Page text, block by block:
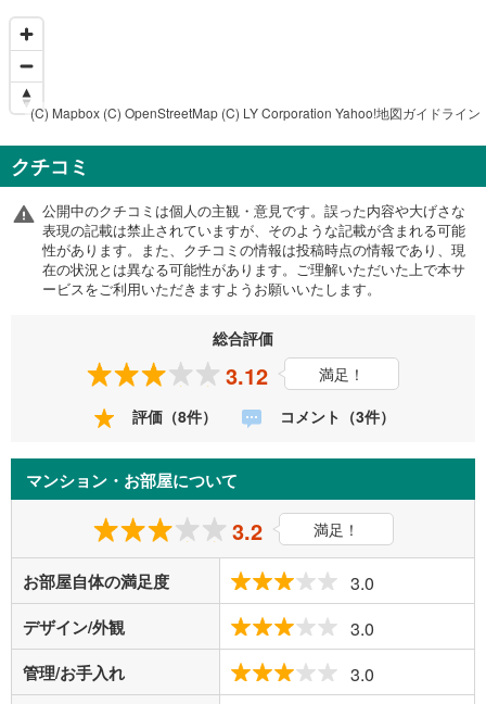
(C) Mapbox (C) OpenStreetMap (C) LY Corporation Yahoo!地図ガイドライン
クチコミ
公開中のクチコミは個人の主観・意見です。誤った内容や大げさな
表現の記載は禁止されていますが、そのような記載が含まれる可能
性があります。また、クチコミの情報は投稿時点の情報であり、現
在の状況とは異なる可能性があります。ご理解いただいた上で本サ
ービスをご利用いただきますようお願いいたします。
総合評価
3.12
満足！
評価（8件）
コメント（3件）
マンション・お部屋について
3.2 満足！
お部屋自体の満足度 3.0
デザイン/外観 3.0
管理/お手入れ 3.0